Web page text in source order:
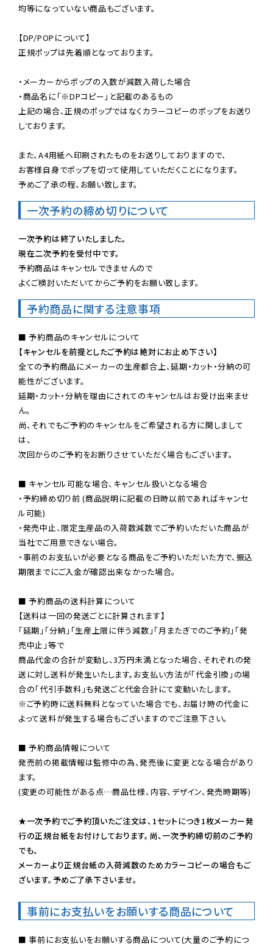
均等になっていない商品もございます。
【DP/POPについて】
正規ポップは先着順となっております。
・メーカーからポップの入数が減数入荷した場合
・商品名に「※DPコピー」と記載のあるもの
上記の場合、正規のポップではなくカラーコピーのポップをお送り
しております。
また、A4用紙へ印刷されたものをお送りしておりますので、
お客様自身でポップを切って使用していただくことになります。
予めご了承の程、お願い致します。
一次予約の締め切りについて
一次予約は終了いたしました。
現在二次予約を受付中です。
予約商品はキャンセルできませんので
よくご検討いただいてからご予約をお願い致します。
予約商品に関する注意事項
【キャンセルを前提としたご予約は絶対にお止め下さい】
全ての予約商品にメーカーの生産都合上、延期・カット・分納の可
能性がございます。
延期・カット・分納を理由にされてのキャンセルはお受け出来ませ
ん。
尚、それでもご予約のキャンセルをご希望される方に関しまして
は、
次回からのご予約をお断りさせていただく場合もございます。
■ キャンセル可能な場合、キャンセル扱いとなる場合
・予約締め切り前 (商品説明に記載の日時以前であればキャンセ
ル可能)
・発売中止、限定生産品の入荷数減数でご予約いただいた商品が
当社でご用意できない場合。
・事前のお支払いが必要となる商品をご予約いただいた方で、振込
期限までにご入金が確認出来なかった場合。
■ 予約商品の送料計算について
【送料は一回の発送ごとに計算されます】
「延期」「分納」「生産上限に伴う減数」「月またぎでのご予約」「発
売中止」等で
商品代金の合計が変動し、3万円未満となった場合、それぞれの発
送に対し送料が発生いたします。お支払い方法が「代金引換」の場
※ご予約時に送料無料となっていた場合でも、お届け時の代金に
よって送料が発生する場合もございますのでご注意下さい。
■ 予約商品情報について
発売前の掲載情報は監修中の為、発売後に変更となる場合があり
ます。
(変更の可能性がある点…商品仕様、内容、デザイン、発売時期等)
★一次予約でご予約頂いたご注文は、1セットにつき1枚メーカー発
行の正規台紙をお付けしております。尚、一次予約締切前のご予約
でも、
メーカーより正規台紙の入荷減数のためカラーコピーの場合もご
ざいます。予めご了承下さいませ。
事前にお支払いをお願いする商品について
■ 事前にお支払いをお願いする商品について(大量のご予約につ